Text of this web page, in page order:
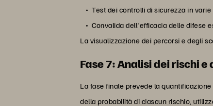
Test dei controlli di sicurezza in
Convalida dell'efficacia delle difese
La visualizzazione dei percorsi e degli
Fase 7: Analisi dei rischi
La fase finale prevede la
della probabilità di ciascun rischio,